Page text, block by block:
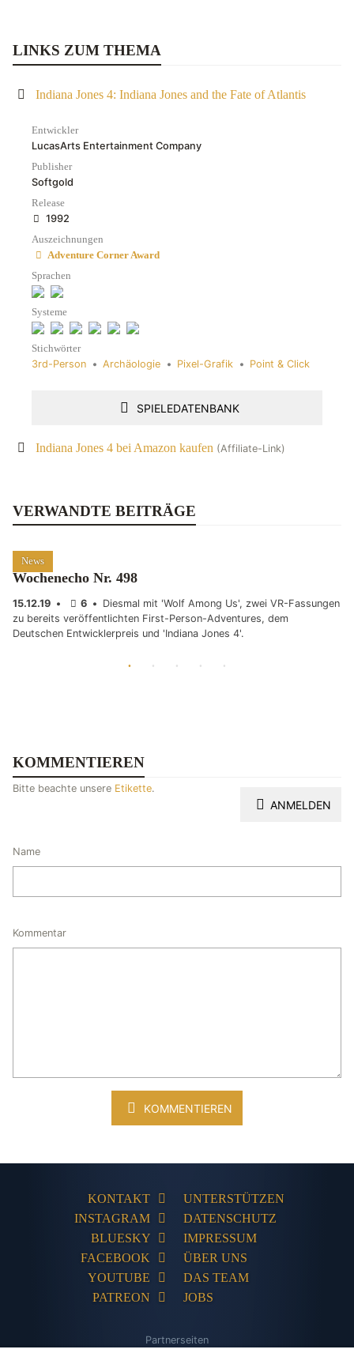
LINKS ZUM THEMA
Indiana Jones 4: Indiana Jones and the Fate of Atlantis
Entwickler
LucasArts Entertainment Company
Publisher
Softgold
Release
1992
Auszeichnungen
Adventure Corner Award
Sprachen
Systeme
Stichwörter
3rd-Person • Archäologie • Pixel-Grafik • Point & Click
SPIELEDATENBANK
Indiana Jones 4 bei Amazon kaufen (Affiliate-Link)
VERWANDTE BEITRÄGE
News
Wochenecho Nr. 498
15.12.19 • 6 • Diesmal mit 'Wolf Among Us', zwei VR-Fassungen
zu bereits veröffentlichten First-Person-Adventures, dem
Deutschen Entwicklerpreis und 'Indiana Jones 4'.
KOMMENTIEREN
Bitte beachte unsere Etikette.
ANMELDEN
Name
Kommentar
KOMMENTIEREN
KONTAKT
INSTAGRAM
BLUESKY
FACEBOOK
YOUTUBE
PATREON
UNTERSTÜTZEN
DATENSCHUTZ
IMPRESSUM
ÜBER UNS
DAS TEAM
JOBS
Partnerseiten